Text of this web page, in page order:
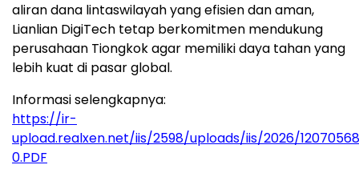
aliran dana lintaswilayah yang efisien dan aman,
Lianlian DigiTech tetap berkomitmen mendukung
perusahaan Tiongkok agar memiliki daya tahan yang
lebih kuat di pasar global.
Informasi selengkapnya:
https://ir-
upload.realxen.net/iis/2598/uploads/iis/2026/
0.PDF